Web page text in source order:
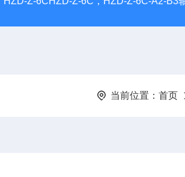
当前位置： 首页